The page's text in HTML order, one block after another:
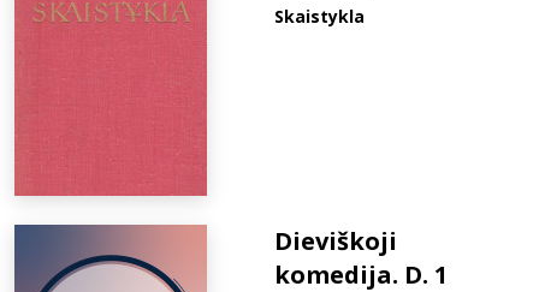
Skaistykla
Dieviškoji
komedija. D. 1